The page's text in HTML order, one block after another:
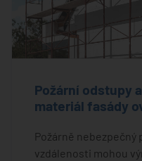
Požární odstupy
materiál fasády
Požárně
vzdálenosti mohou